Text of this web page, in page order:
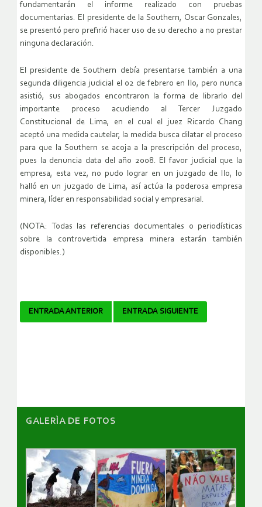
fundamentarán el informe realizado con pruebas
documentarias. El presidente de la Southern, Oscar Gonzales,
se presentó pero prefirió hacer uso de su derecho a no prestar
ninguna declaración.
El presidente de Southern debía presentarse también a una
segunda diligencia judicial el 02 de febrero en Ilo, pero nunca
asistió, sus abogados encontraron la forma de librarlo del
importante proceso acudiendo al Tercer Juzgado
Constitucional de Lima, en el cual el juez Ricardo Chang
aceptó una medida cautelar, la medida busca dilatar el proceso
para que la Southern se acoja a la prescripción del proceso,
pues la denuncia data del año 2008. El favor judicial que la
empresa, esta vez, no pudo lograr en un juzgado de Ilo, lo
halló en un juzgado de Lima, así actúa la poderosa empresa
minera, líder en responsabilidad social y empresarial.
(NOTA: Todas las referencias documentales o periodísticas
sobre la controvertida empresa minera estarán también
disponibles.)
Navegador
ENTRADA ANTERIOR ENTRADA SIGUIENTE
GALERÌA DE FOTOS